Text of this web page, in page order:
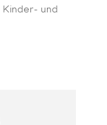
Kinder- und